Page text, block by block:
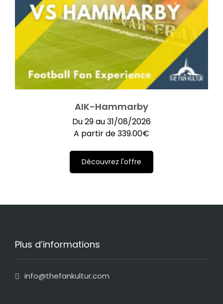
AIK-Hammarby
Du 29 au 31/08/2026
A partir de339.00€
Découvrez l'offre
Plus d’informations
info@thefankultur.com